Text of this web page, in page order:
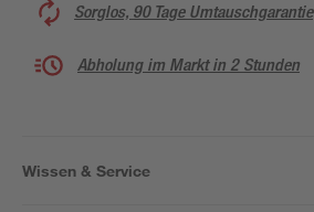
Sorglos, 90 Tage Umtauschgarantie
Abholung im Markt in 2 Stunden
Wissen & Service